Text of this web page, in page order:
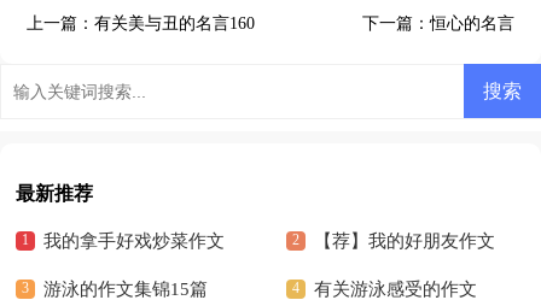
上一篇： 有关美与丑的名言160 下一篇：恒心的名言
最新推荐
我的拿手好戏炒菜作文 【荐】我的好朋友作文
游泳的作文集锦15篇 有关游泳感受的作文